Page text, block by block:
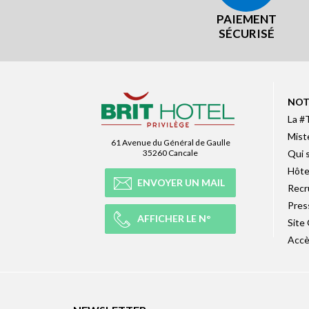
PAIEMENT
SÉCURISÉ
61 Avenue du Général de Gaulle
35260 Cancale
ENVOYER UN MAIL
AFFICHER LE N°
La
Qui
Site